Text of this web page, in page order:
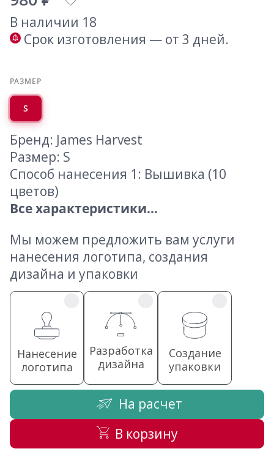
В наличии 18
Срок изготовления — от 3 дней.
РАЗМЕР
S
Бренд: James Harvest
Размер: S
Способ нанесения 1: Вышивка (10
цветов)
Все характеристики...
Мы можем предложить вам услуги
нанесения логотипа, создания
дизайна и упаковки
Нанесение
логотипа
Разработка
дизайна
Создание
упаковки
На расчет
В корзину